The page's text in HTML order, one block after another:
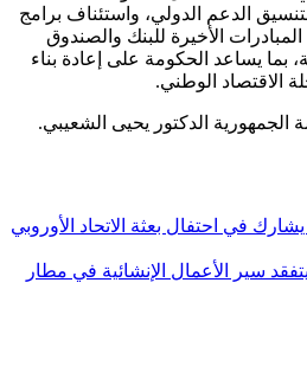
الدعم الدولي، واستئناف برامج
المبادرات الأخيرة للبنك والصندوق
بما يساعد الحكومة على إعادة بناء
الاقتصاد الوطني.
الدكتور يحيى الشعيبي.
في احتفال بعثة الاتحاد الأوروبي
سير الأعمال الإنشائية في مطار